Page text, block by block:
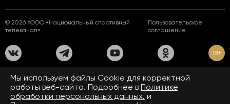
© 2026 «ООО «Национальный спортивный
телеканал»
Пользовательское
соглашение
18+
На сайте применяются рекомендательные технологии. Подробнее
Правилах применения рекомендательных технологий.
Средство массовой информации сетевое издание «www.matchtv.ru»
зарегистрировано Федеральной службой по надзору в сфере связи,
Мы используем файлы Сookie для корректной
работы веб-сайта. Подробнее в Политике
обработки персональных данных. и